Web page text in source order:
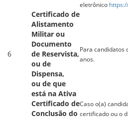
eletrônico
6
Certificado de
Alistamento
Militar ou
Documento
de Reservista,
ou de
Dispensa,
ou de que
está na Ativa
Para candidatos
anos.
Certificado de
Conclusão do
Caso o(a)
certificado ou o